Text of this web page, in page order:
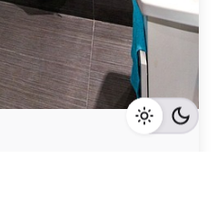
Sankt Pölten Stadt / Land